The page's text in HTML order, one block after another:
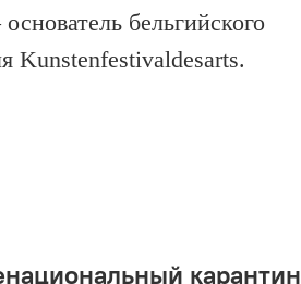
бельгийского
Kunstenfestivaldesarts.
карантин